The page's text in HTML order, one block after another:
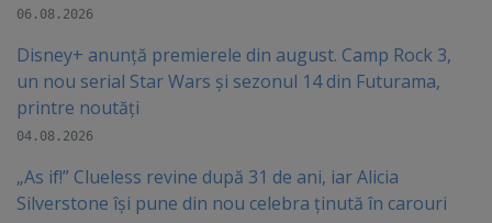
06.08.2026
Disney+ anunță premierele din august. Camp Rock 3,
un nou serial Star Wars și sezonul 14 din Futurama,
printre noutăți
04.08.2026
„As if!” Clueless revine după 31 de ani, iar Alicia
Silverstone își pune din nou celebra ținută în carouri